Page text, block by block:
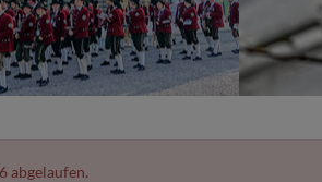
abgelaufen.